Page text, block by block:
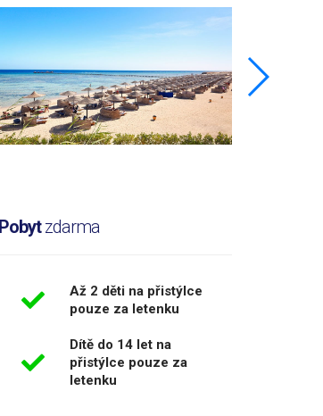
Pobytzdarma
Až 2 děti na přistýlce
pouze za letenku
Dítě do 14 let na
přistýlce pouze za
letenku